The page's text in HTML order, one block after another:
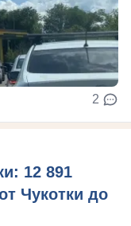
2
12 891
Чукотки до